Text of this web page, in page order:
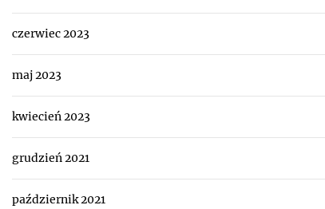
czerwiec 2023
maj 2023
kwiecień 2023
grudzień 2021
październik 2021